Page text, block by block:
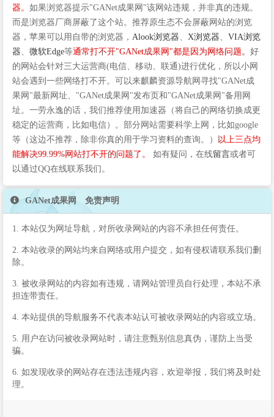
器。 如果浏览器提示"GANet成果网"该网站违规，并非真的违规。
而是浏览器厂商屏蔽了这个站。推荐原生态不会屏蔽网站的浏览
器，苹果可以用自带的浏览器， Alook浏览器 X浏览器
VIA浏览
器
微软Edge等通常打不开"GANet成果网"都是因为网络问题。 好
的网站会针对三大运营商(电信、移动、联通)进行优化，所以小网
站会遇到一些网络打不开。可以来麒麟资源导航网寻找"GANet成
果网"最新网址、"GANet成果网"发布页和"GANet成果网"备用网
址。一劳永逸的话，我们推荐使用加速器（将自己的网络切换成更
稳定的运营商，比如电信）。部分网站需要科学上网，比如google
等（这边不推荐，除非你真的用于学习资料的查询。）
以上三点均
能解决99.99%网站打不开的问题了。
如有疑问，在线留言或者可
以通过QQ在线联系我们。
GANet成果网 免责声明
1. 本站仅为网址导航，对所收录网站的内容不承担任何责任。
2. 本站收录的网站均来自网络或用户提交，如有侵权请联系我们删
除。
3. 被收录网站的内容如有违规，请网站管理员自行处理，本站不承
担连带责任。
4. 本站提供的导航服务不代表本站认可被收录网站的内容或立场。
5. 用户在访问被收录网站时，请注意甄别信息真伪，谨防上当受
骗。
6. 如发现收录的网站存在违法违规内容，欢迎举报，我们将及时处
理。